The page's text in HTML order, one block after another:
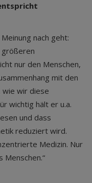
nach geht:
größeren
nur den Menschen,
mit den
wie wir diese
wichtig hält er u.a.
und dass
reduziert wird.
Medizin. Nur